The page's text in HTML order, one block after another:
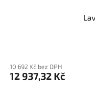
10 692 Kč bez DPH
12 937,32 Kč